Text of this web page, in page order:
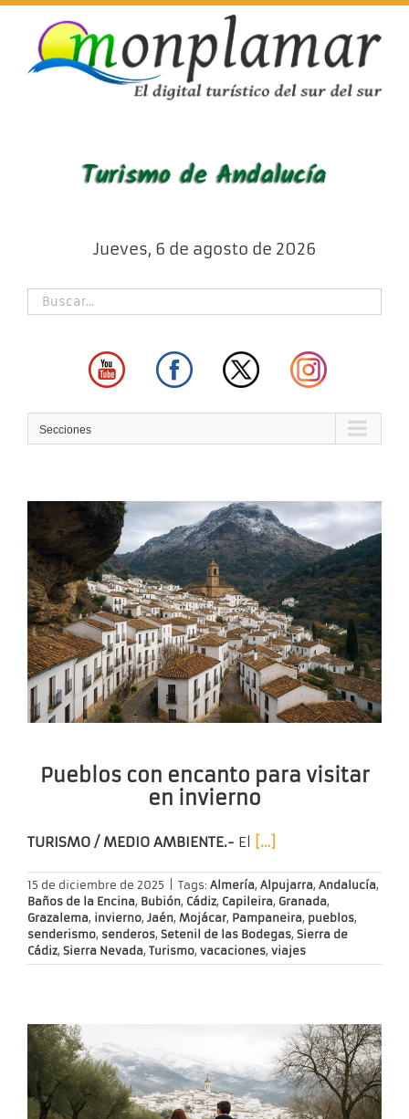
Skip
content
Jueves, 6 de agosto de 2026
Secciones
Pueblos con encanto para visitar
en invierno
TURISMO / MEDIO AMBIENTE.- El […]
15 de diciembre de 2025 Tags: Almería, Alpujarra, Andalucía,
Baños de la Encina, Bubión, Cádiz, Capileira, Granada,
Grazalema, invierno, Jaén, Mojácar, Pampaneira, pueblos,
senderismo, senderos, Setenil de las Bodegas, Sierra de
Cádiz, Sierra Nevada, Turismo, vacaciones, viajes